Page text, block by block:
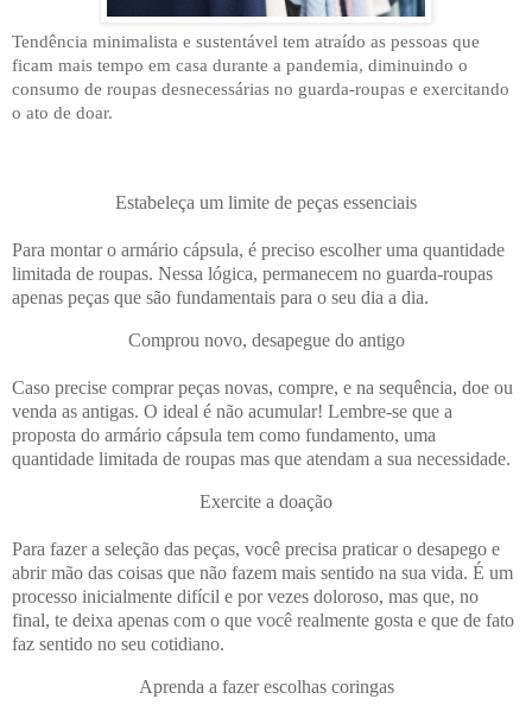
Tendência minimalista e sustentável tem atraído as pessoas que
ficam mais tempo em casa durante a pandemia, diminuindo o
consumo de roupas desnecessárias no guarda-roupas e exercitando
o ato de doar.
Estabeleça um limite de peças essenciais
Para montar o armário cápsula, é preciso escolher uma quantidade
limitada de roupas. Nessa lógica, permanecem no guarda-roupas
apenas peças que são fundamentais para o seu dia a dia.
Comprou novo, desapegue do antigo
Caso precise comprar peças novas, compre, e na sequência, doe ou
venda as antigas. O ideal é não acumular! Lembre-se que a
proposta do armário cápsula tem como fundamento, uma
quantidade limitada de roupas mas que atendam a sua necessidade.
Exercite a doação
Para fazer a seleção das peças, você precisa praticar o desapego e
abrir mão das coisas que não fazem mais sentido na sua vida. É um
processo inicialmente difícil e por vezes doloroso, mas que, no
final, te deixa apenas com o que você realmente gosta e que de fato
faz sentido no seu cotidiano.
Aprenda a fazer escolhas coringas